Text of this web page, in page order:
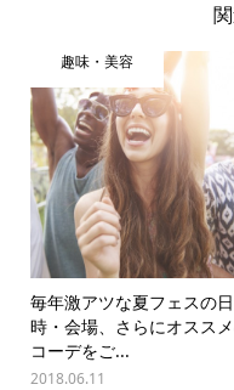
趣味・美容
毎年激アツな夏フェスの日
時・会場、さらにオスス
コーデをご...
2018.06.11